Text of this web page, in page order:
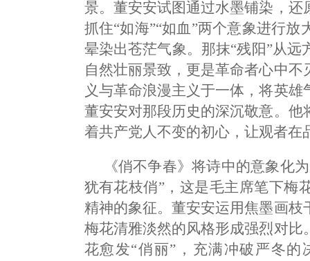
景。董安安试图通过水墨铺染，
抓住“如海”“如血”两个意象进行
晕染出苍茫气象。那抹“残阳”从
自然壮丽景致，更是革命者心中
义与革命浪漫主义于一体，将英
董安安对那段历史的深沉敬意。
着共产党人不变的初心，让观者在
《俏不争春》将诗中的意象化
犹有花枝俏”，这是毛主席笔下梅
精神的象征。董安安运用焦墨画
梅花清雅淡然的风格形成强烈对
花愈发“俏丽”，充满冲破严冬